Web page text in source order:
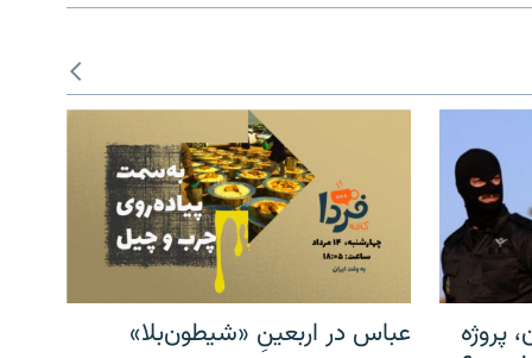
پروژه
عباس در اربعینِ «شیطون‌بلا»